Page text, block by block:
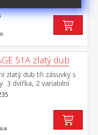
51A zlatý dub
zlatý dub tři zásuvky s
3 dvířka, 2 variabilní
**